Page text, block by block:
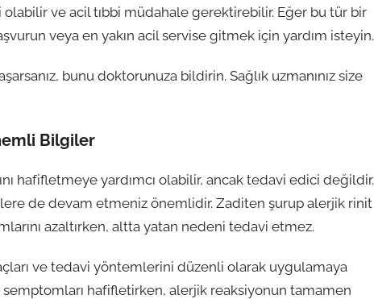
ve acil tıbbi müdahale gerektirebilir. Eğer bu tür bir
veya en yakın acil servise gitmek için yardım isteyin.
bunu doktorunuza bildirin. Sağlık uzmanınız size
Bilgiler
hafifletmeye yardımcı olabilir, ancak tedavi edici değildir.
de devam etmeniz önemlidir. Zaditen şurup alerjik rinit
azaltırken, altta yatan nedeni tedavi etmez.
ve tedavi yöntemlerini düzenli olarak uygulamaya
hafifletirken, alerjik reaksiyonun tamamen